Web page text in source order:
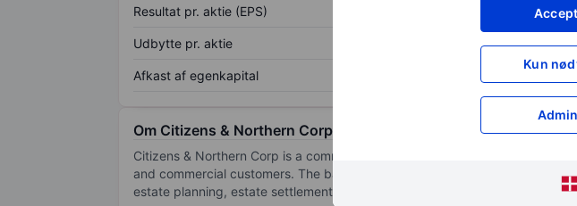
Kun
Resultat pr. aktie (EPS)
Udbytte pr. aktie
Afkast af egenkapital
Om Citizens & Northern Corp
Citizens & Northern Corp is a community bank operating through its
and commercial customers. The bank also maintains a trust division that
estate planning, estate settlements and asset management.